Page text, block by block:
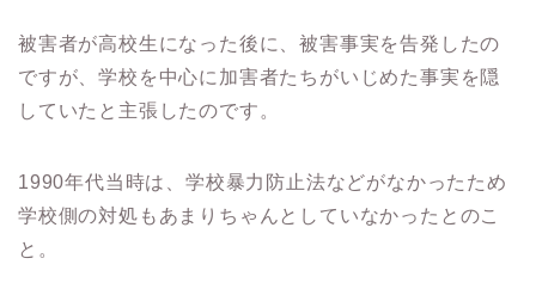
被害者が高校生になった後に、被害事実を告発したの
ですが、学校を中心に加害者たちがいじめた事実を隠
していたと主張したのです。
1990年代当時は、学校暴力防止法などがなかったため
学校側の対処もあまりちゃんとしていなかったとのこ
と。